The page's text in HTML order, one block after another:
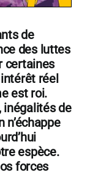
de
des luttes
certaines
réel
est roi.
inégalités de
espèce.
forces